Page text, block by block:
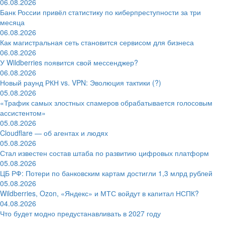
Банк России привёл статистику по киберпреступности за три
месяца
06.08.2026
Как магистральная сеть становится сервисом для бизнеса
06.08.2026
У Wildberries появится свой мессенджер?
06.08.2026
Новый раунд РКН vs. VPN: Эволюция тактики (?)
05.08.2026
«Трафик самых злостных спамеров обрабатывается голосовым
ассистентом»
05.08.2026
Cloudflare — об агентах и людях
05.08.2026
Стал известен состав штаба по развитию цифровых платформ
05.08.2026
ЦБ РФ: Потери по банковским картам достигли 1,3 млрд рублей
05.08.2026
Wildberries, Ozon, «Яндекс» и МТС войдут в капитал НСПК?
04.08.2026
Что будет модно предустанавливать в 2027 году